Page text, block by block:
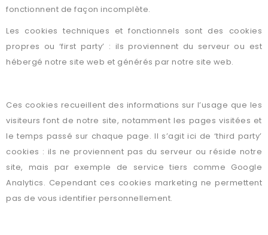
fonctionnent de façon incomplète.
Les cookies techniques et fonctionnels sont des cookies
propres ou ‘first party’ : ils proviennent du serveur ou est
hébergé notre site web et générés par notre site web.
Ces cookies recueillent des informations sur l’usage que les
visiteurs font de notre site, notamment les pages visitées et
le temps passé sur chaque page. Il s’agit ici de ‘third party’
cookies : ils ne proviennent pas du serveur ou réside notre
site, mais par exemple de service tiers comme Google
Analytics. Cependant ces cookies marketing ne permettent
pas de vous identifier personnellement.